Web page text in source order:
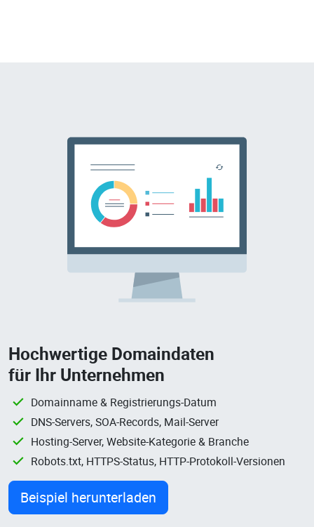
Hochwertige Domaindaten
für Ihr Unternehmen
Domainname & Registrierungs-Datum
DNS-Servers, SOA-Records, Mail-Server
Hosting-Server, Website-Kategorie & Branche
Robots.txt, HTTPS-Status, HTTP-Protokoll-Versionen
Beispiel herunterladen